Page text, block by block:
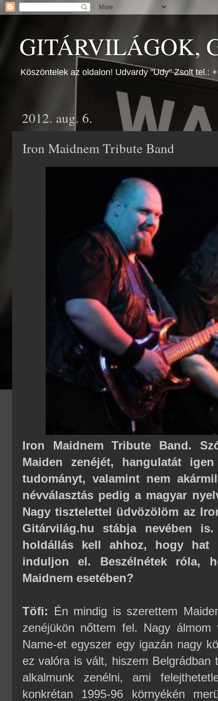
GITÁRVILÁGOK,
Köszöntelek az oldalon! Udvardy "Udy" Zsolt tel.:
2012. aug. 6.
Iron Maidnem Tribute Band
Iron Maidnem Tribute Band.
Maiden zenéjét, hangulatát
tudományt, valamint nem
névválasztás pedig a magyar
Nagy tisztelettel üdvözölöm az
Gitárvilág.hu stábja nevében
holdállás kell ahhoz, hogy hat
induljon el. Beszélnétek róla,
Maidnem esetében?
Töfi: Én mindig is szerettem
zenéjükön nőttem fel. Nagy
Name-et egyszer egy igazán nagy
ez valóra is vált, hiszem Belgrádban
alkalmunk zenélni, ami
konkrétan 1995-96 környékén